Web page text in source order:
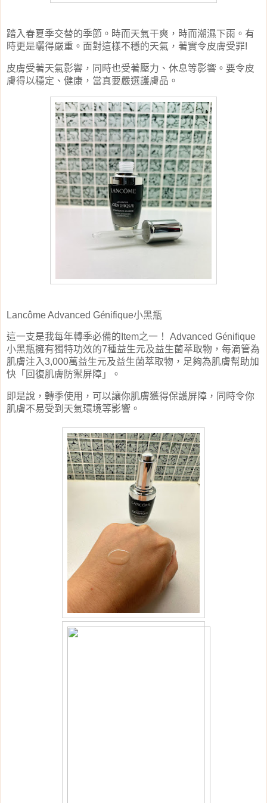
踏入春夏季交替的季節。時而天氣干爽，時而潮濕下雨。有
時更是曬得嚴重。面對這樣不穩的天氣，著實令皮膚受罪!
皮膚受著天氣影響，同時也受著壓力、休息等影響。要令皮
膚得以穩定、健康，當真要嚴選護膚品。
Lancôme Advanced Génifique小黑瓶
這一支是我每年轉季必備的 Item之一！ Advanced Génifique
小黑瓶擁有獨特功效的7種益生元及益生菌萃取物，每滴管為
肌膚注入3,000萬益生元及益生菌萃取物，足夠為肌膚幫助加
快「回復肌膚防禦屏障」。
即是說，轉季使用，可以讓你肌膚獲得保護屏障，同時令你
肌膚不易受到天氣環境等影響。